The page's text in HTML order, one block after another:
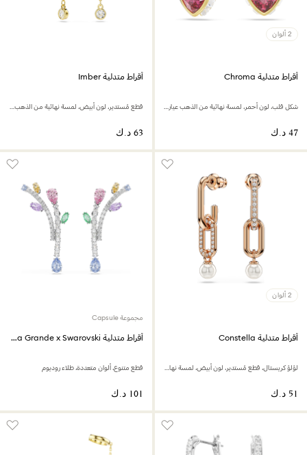
2 ألوان
أقراط متدلية Chroma
شكل قلب، لون أحمر، لمسة نهائية من الذهب عيار 18 قيراط
أقراط متدلية Imber
قطع مُستدير، لون أبيض، لمسة نهائية من الذهب عيار 18 قيراط
2 ألوان
أقراط متدلية Constella
لؤلؤ كريستال، قطع مُستدير، لون أبيض، لمسة نهائية من الذهب الوردي عيار 18 قيراط
مجموعة Capsule
أقراط متدلية Ariana Grande x Swarovski
قطع متنوع، ألوان متعددة، طلاء روديوم